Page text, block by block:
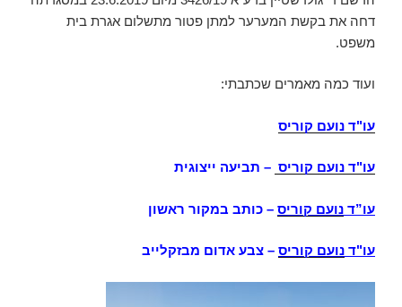
דחה את בקשת המערער למתן פטור מתשלום אגרת בית
משפט.
ועוד כמה מאמרים שכתבתי:
עו"ד נועם קוריס
עו"ד נועם קוריס – תביעה ייצוגית
עו”ד נועם קוריס – כותב במקור ראשון
עו"ד נועם קוריס – צבע אדום מבזקלייב